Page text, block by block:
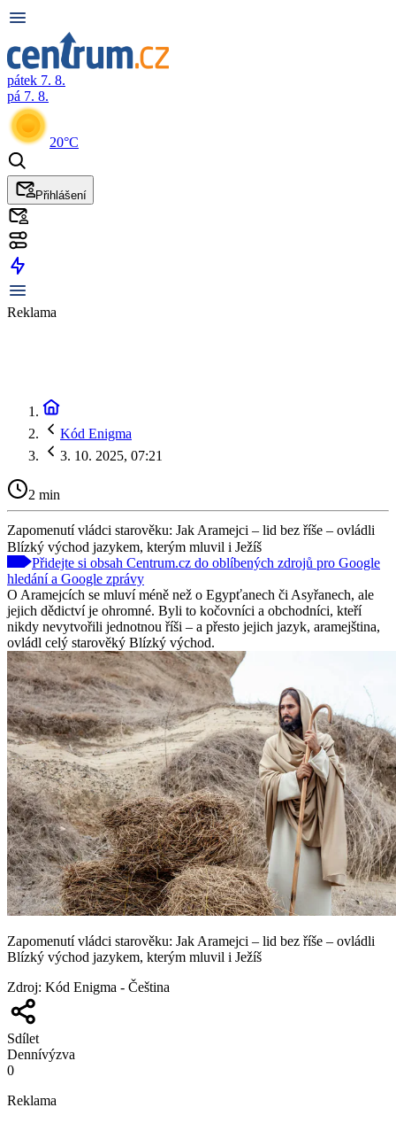
pátek 7. 8.
pá 7. 8.
20°C
Přihlášení
Reklama
Kód Enigma
3. 10. 2025, 07:21
2 min
Zapomenutí vládci starověku: Jak Aramejci – lid bez říše – ovládli
Blízký východ jazykem, kterým mluvil i Ježíš
Přidejte si obsah Centrum.cz do oblíbených zdrojů pro Google
hledání a Google zprávy
O Aramejcích se mluví méně než o Egypťanech či Asyřanech, ale
jejich dědictví je ohromné. Byli to kočovníci a obchodníci, kteří
nikdy nevytvořili jednotnou říši – a přesto jejich jazyk, aramejština,
ovládl celý starověký Blízký východ.
Zapomenutí vládci starověku: Jak Aramejci – lid bez říše – ovládli
Blízký východ jazykem, kterým mluvil i Ježíš
Zdroj: Kód Enigma - Čeština
Sdílet
Dennívýzva
0
Reklama